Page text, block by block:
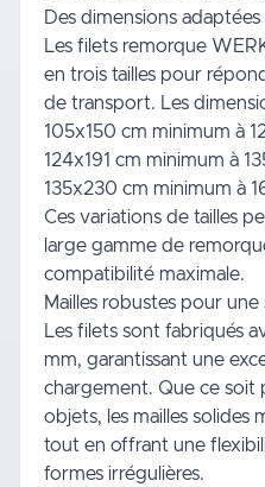
Des dimensions
Les filets remorque
en trois tailles pour
de transport. Les
105x150 cm minimum à
124x191 cm minimum à
135x230 cm minimum à
Ces variations de tailles
large gamme de
compatibilité maximale.
Mailles robustes pour
Les filets sont fabriqués
mm, garantissant une
chargement. Que ce soit
objets, les mailles
tout en offrant une
formes irrégulières.